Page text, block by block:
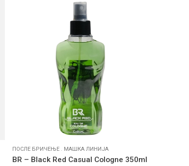
ПОСЛЕ БРИЧЕЊЕ. МАШКА ЛИНИЈА
BR – Black Red Casual Cologne 350ml